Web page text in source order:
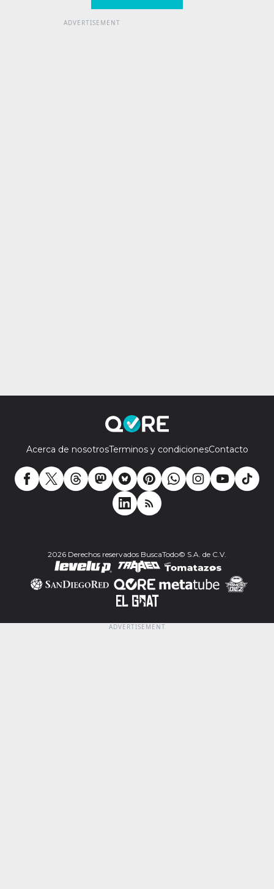
Acerca de nosotrosTerminos y condicionesContacto
2026 Derechos reservados BuscaTodo© S.A. de C.V.